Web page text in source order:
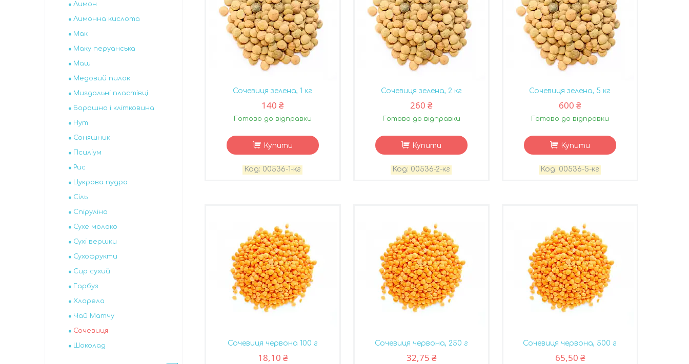
Сочевиця зелена, 1 кг
140 ₴
Готово до відправки
Купити
00536-1-кг
Сочевиця зелена, 2 кг
260 ₴
Готово до відправки
Купити
00536-2-кг
Сочевиця зелена, 5 кг
600 ₴
Готово до відправки
Купити
00536-5-кг
Сочевиця червона 100 г
18,10 ₴
Сочевиця червона, 250 г
32,75 ₴
Сочевиця червона, 500 г
65,50 ₴
Лимон
Лимонна кислота
Мак
Маку перуанська
Маш
Медовий пилок
Мигдальні пластівці
Борошно і клітковина
Нут
Соняшник
Псиліум
Рис
Цукрова пудра
Сіль
Спіруліна
Сухе молоко
Сухі вершки
Сухофрукти
Сир сухий
Гарбуз
Хлорела
Чай Матчу
Сочевиця
Шоколад